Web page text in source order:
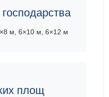
м, 6×10 м, 6×12 м
площ